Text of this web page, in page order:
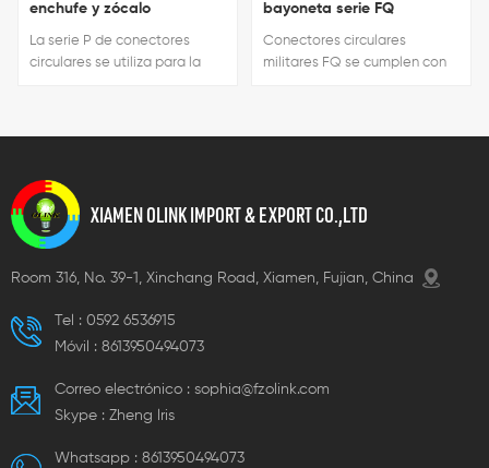
enchufe y zócalo
La serie P de conectores
circulares se utiliza para la
industriales.
bayoneta serie FQ
Conectores circulares
militares FQ se cumplen con
utilizados en la conexión
XIAMEN OLINK IMPORT & EXPORT CO.,LTD
Room 316, No. 39-1, Xinchang Road, Xiamen, Fujian, China
Tel : 0592 6536915
Móvil : 8613950494073
Correo electrónico : sophia@fzolink.com
Skype : Zheng lris
Whatsapp : 8613950494073